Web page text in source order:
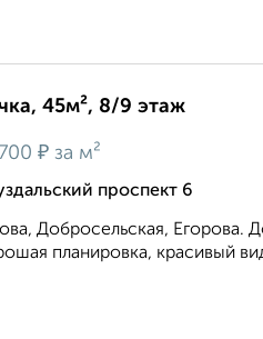
45м², 8/9 этаж
₽ за м²
проспект 6
Добросельская,
планировка, красивый